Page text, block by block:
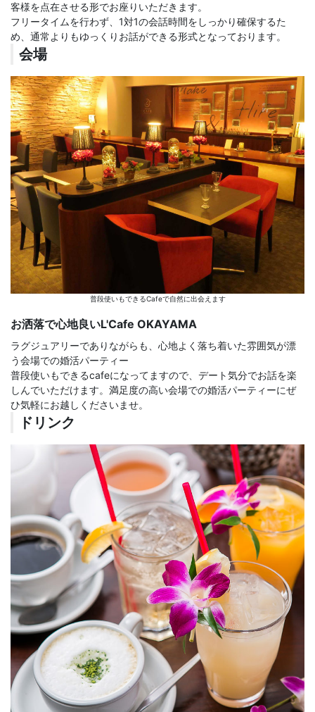
客様を点在させる形でお座りいただきます。
フリータイムを行わず、1対1の会話時間をしっかり確保するた
め、通常よりもゆっくりお話ができる形式となっております。
会場
普段使いもできるCafeで自然に出会えます
お洒落で心地良いL'Cafe OKAYAMA
ラグジュアリーでありながらも、心地よく落ち着いた雰囲気が漂
う会場での婚活パーティー
普段使いもできるcafeになってますので、デート気分でお話を楽
しんでいただけます。満足度の高い会場での婚活パーティーにぜ
ひ気軽にお越しくださいませ。
ドリンク